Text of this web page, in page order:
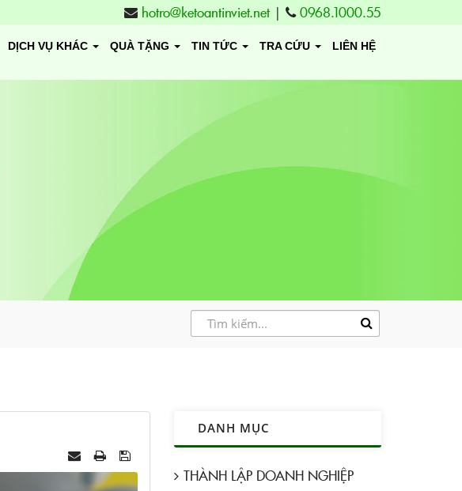
hotro@ketoantinviet.net | 0968.1000.55
DỊCH VỤ KHÁC QUÀ TẶNG TIN TỨC TRA CỨU LIÊN HỆ
DANH MỤC
THÀNH LẬP DOANH NGHIỆP